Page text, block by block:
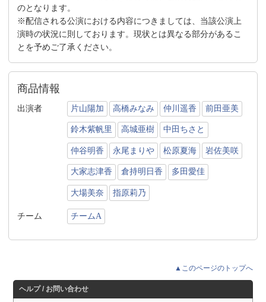
のとなります。
※配信される公演における内容につきましては、当該公演上
演時の状況に則しております。現状とは異なる部分があるこ
とを予めご了承ください。
商品情報
出演者 片山陽加 高橋みなみ 仲川遥香 前田亜美
鈴木紫帆里 高城亜樹 中田ちさと
仲谷明香 永尾まりや 松原夏海 岩佐美咲
大家志津香 倉持明日香 多田愛佳
大場美奈 指原莉乃
チーム チームA
▲このページのトップへ
ヘルプ / お問い合わせ